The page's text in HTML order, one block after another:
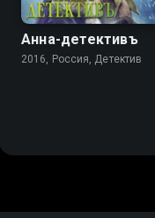
Анна-детективъ
2016, Россия, Детектив